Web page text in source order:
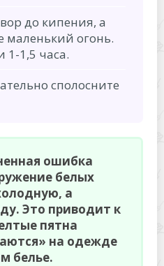
до кипения, а
маленький огонь.
1-1,5 часа.
сполосните
ошибка
белых
а
Это приводит к
пятна
на одежде
белье.